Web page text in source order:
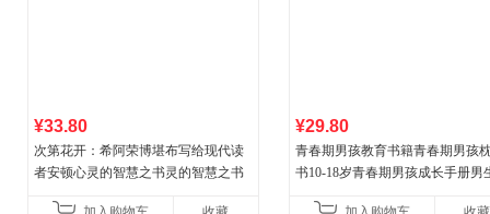
¥33.80
次第花开：希阿荣博堪布写给现代读
者安顿心灵的智慧之书灵的智慧之书
¥29.80
青春期男孩教育书籍青春期男孩
书10-18岁青春期男孩成长手册男